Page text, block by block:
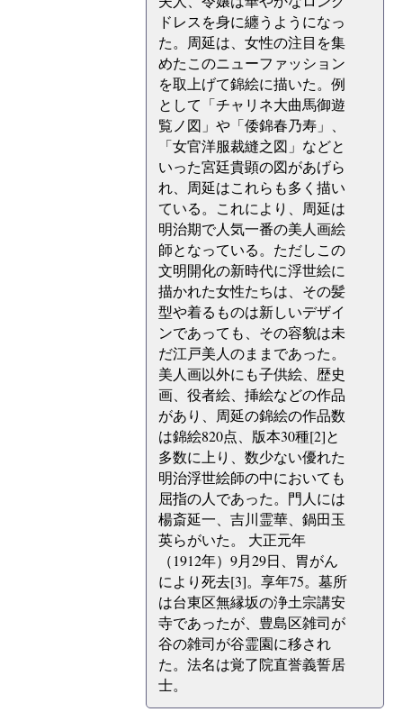
ドレスを身に纏うようになっ
た。周延は、女性の注目を集
めたこのニューファッション
を取上げて錦絵に描いた。例
として「チャリネ大曲馬御遊
覧ノ図」や「倭錦春乃寿」、
「女官洋服裁縫之図」などと
いった宮廷貴顕の図があげら
れ、周延はこれらも多く描い
ている。これにより、周延は
明治期で人気一番の美人画絵
師となっている。ただしこの
文明開化の新時代に浮世絵に
描かれた女性たちは、その髪
型や着るものは新しいデザイ
ンであっても、その容貌は未
だ江戸美人のままであった。
美人画以外にも子供絵、歴史
画、役者絵、挿絵などの作品
があり、周延の錦絵の作品数
は錦絵820点、版本30種[2]と
多数に上り、数少ない優れた
明治浮世絵師の中においても
屈指の人であった。門人には
楊斎延一、吉川霊華、鍋田玉
英らがいた。 大正元年
（1912年）9月29日、胃がん
により死去[3]。享年75。墓所
は台東区無縁坂の浄土宗講安
寺であったが、豊島区雑司が
谷の雑司が谷霊園に移され
た。法名は覚了院直誉義誓居
士。